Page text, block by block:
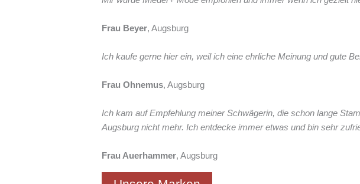
Frau Beyer, Augsburg
Ich kaufe gerne hier ein, weil ich eine ehrliche Meinung und gute
Frau Ohnemus, Augsburg
Ich kam auf Empfehlung meiner Schwägerin, die schon lange
Augsburg nicht mehr. Ich entdecke immer etwas und bin sehr
Frau Auerhammer, Augsburg